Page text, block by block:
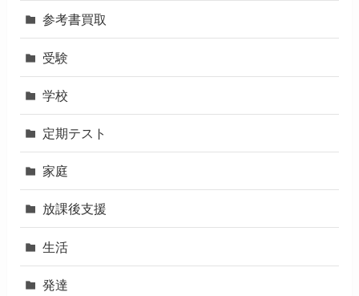
参考書買取
受験
学校
定期テスト
家庭
放課後支援
生活
発達